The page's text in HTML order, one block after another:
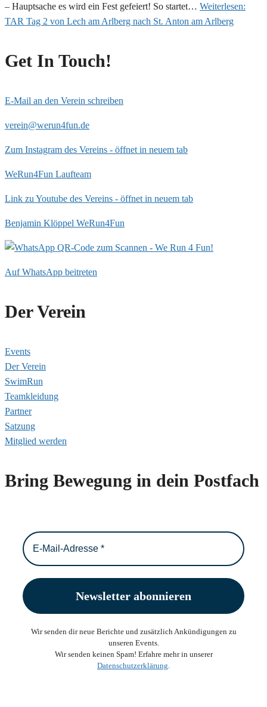
– Hauptsache es wird ein Fest gefeiert! So startet… Weiterlesen:
TAR Tag 2 von Lech am Arlberg nach St. Anton am Arlberg
Get In Touch!
E-Mail an den Verein schreiben
verein@werun4fun.de
Zum Instagram des Vereins - öffnet in neuem tab
WeRun4Fun Laufteam
Link zu Youtube des Vereins - öffnet in neuem tab
Benjamin Klöppel WeRun4Fun
Auf WhatsApp beitreten
Der Verein
Events
Der Verein
SwimRun
Teamkleidung
Partner
Satzung
Mitglied werden
Bring Bewegung in dein Postfach
Wir senden dir neue Berichte und zusätzlich Ankündigungen zu
unseren Events.
Wir senden keinen Spam! Erfahre mehr in unserer
Datenschutzerklärung